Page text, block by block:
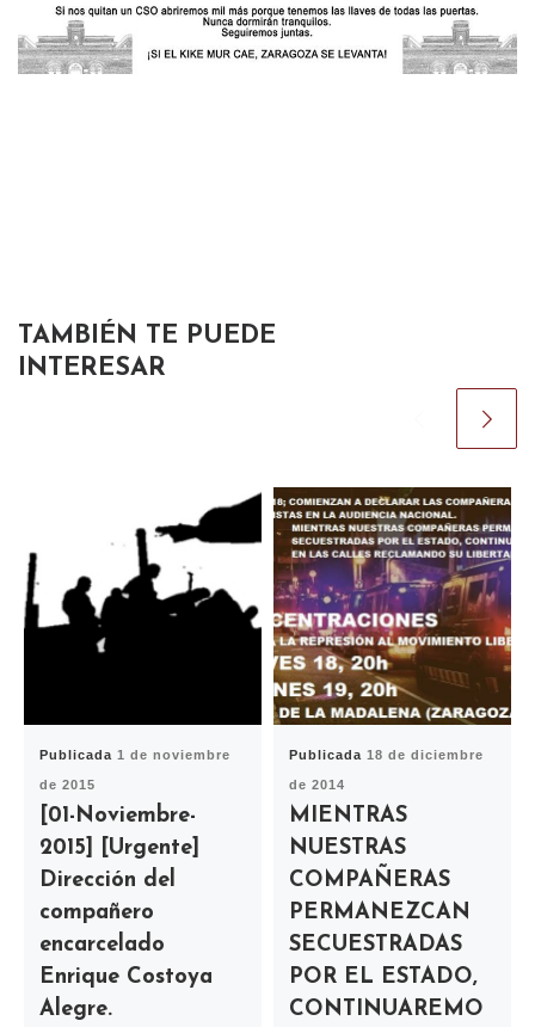
TAMBIÉN TE PUEDE
INTERESAR
Publicada1 de noviembre
de 2015
[01-Noviembre-
2015] [Urgente]
Dirección del
compañero
encarcelado
Enrique Costoya
Alegre.
Publicada18 de diciembre
de 2014
MIENTRAS
NUESTRAS
COMPAÑERAS
PERMANEZCAN
SECUESTRADAS
POR EL ESTADO,
CONTINUAREMO